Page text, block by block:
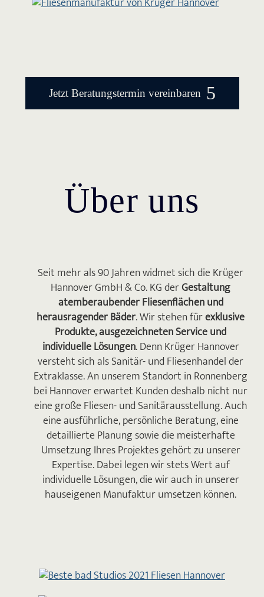
Jetzt Beratungstermin vereinbaren 5
Über uns
Seit mehr als 90 Jahren widmet sich die Krüger
Hannover GmbH & Co. KG derGestaltung
atemberaubender Fliesenflächen und
herausragender Bäder. Wir stehen fürexklusive
Produkte, ausgezeichneten Service und
individuelle Lösungen. Denn Krüger Hannover
versteht sich als Sanitär- und Fliesenhandel der
Extraklasse. An unserem Standort in Ronnenberg
bei Hannover erwartet Kunden deshalb nicht nur
eine große Fliesen- und Sanitärausstellung. Auch
eine ausführliche, persönliche Beratung, eine
detaillierte Planung sowie die meisterhafte
Umsetzung Ihres Projektes gehört zu unserer
Expertise. Dabei legen wir stets Wert auf
individuelle Lösungen, die wir auch in unserer
hauseigenen Manufaktur umsetzen können.